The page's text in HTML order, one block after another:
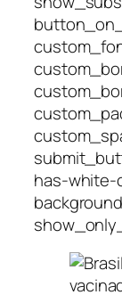
has-white-